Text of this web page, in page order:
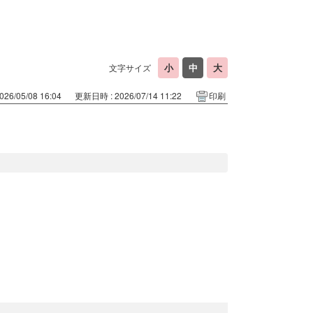
文字サイズ
05/08 16:04 更新日時 : 2026/07/14 11:22 印刷